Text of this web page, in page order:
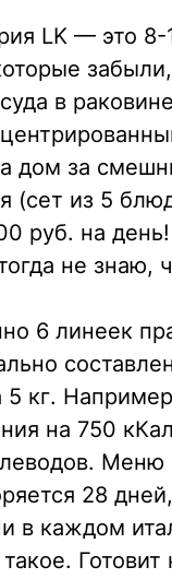
LK — это
в
дом за
(сет из 5
руб. на
не знаю,
6 линеек
5 кг.
на 750
Меню
28
в каждом